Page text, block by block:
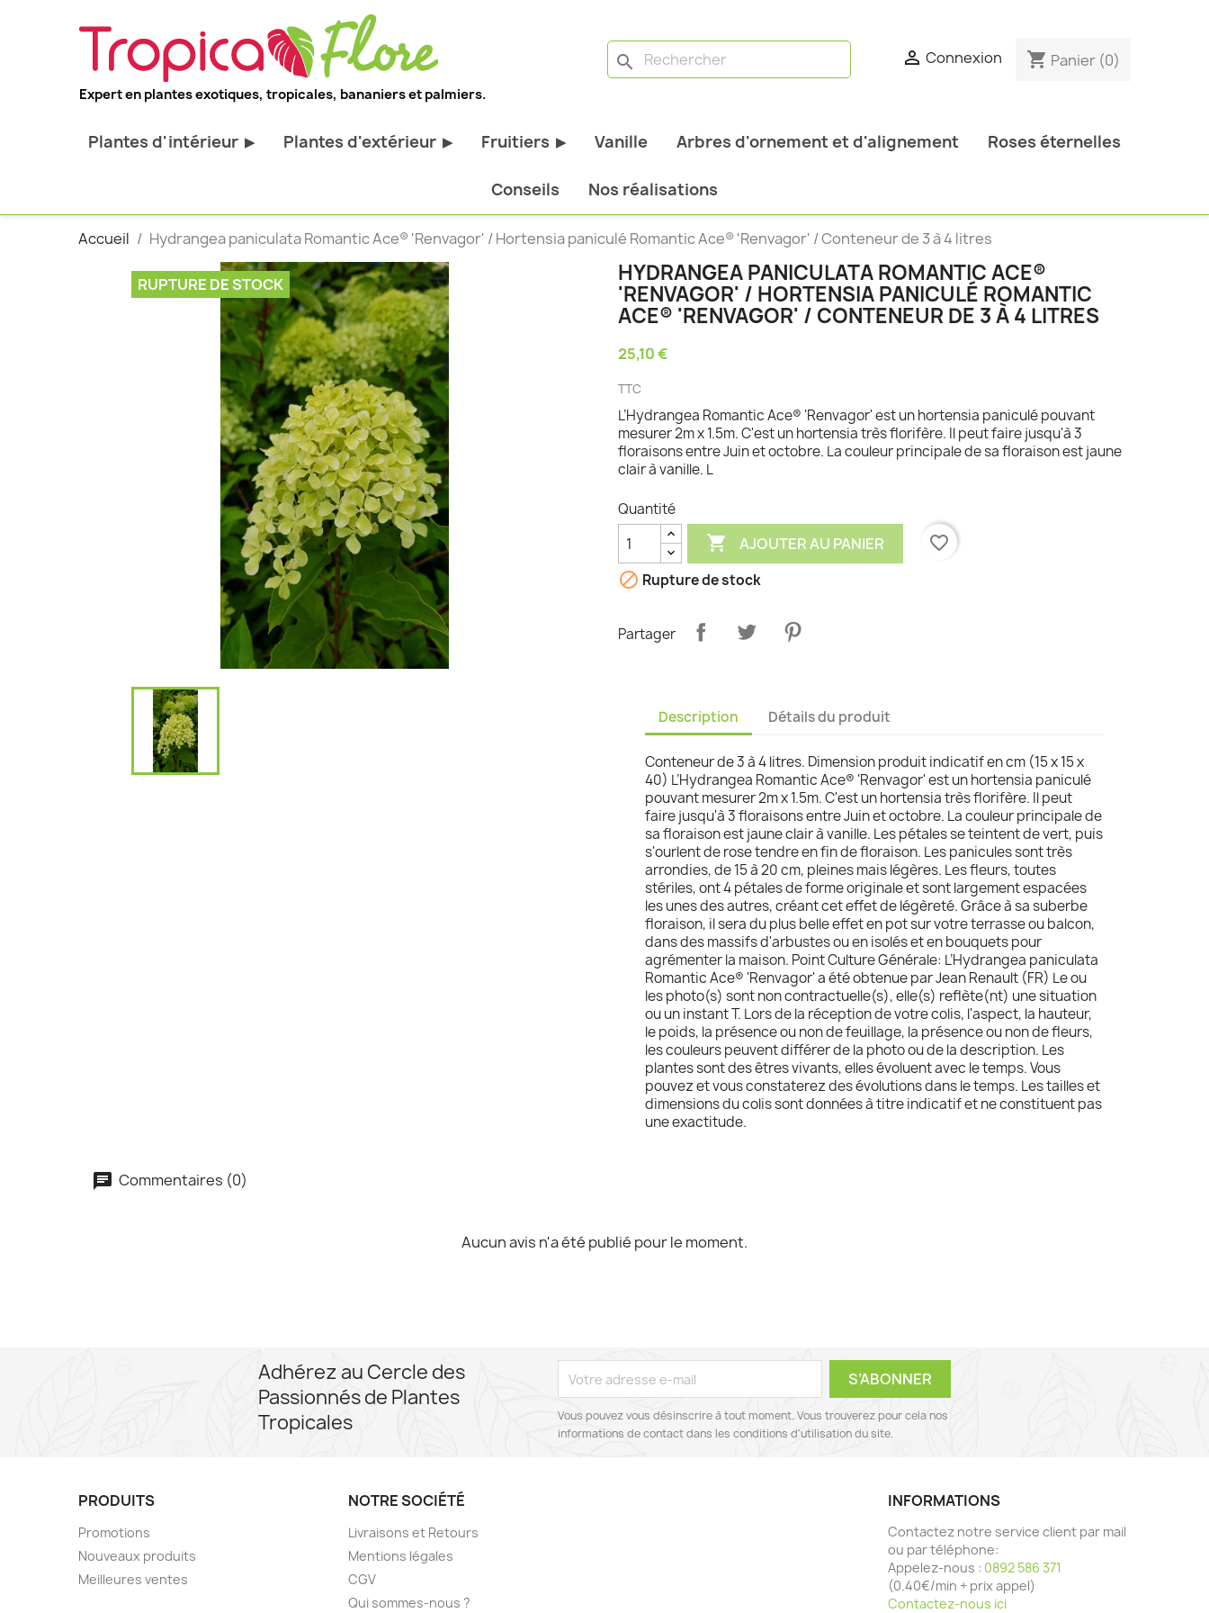
Expert en plantes exotiques, tropicales, bananiers et palmiers.
search  Connexion shopping_cart Panier (0)
Plantes d'intérieur ▶
Plantes pour bureau
Palmier d'intérieur
Cactus & Succulentes
Sujets d'exception
Plantes d'extérieur ▶
Toutes les plantes d'extérieur
Bananiers rustiques
Palmiers rustiques
Orchidées rustiques
Plantes et arbustes à feuillage
décoratif
Plantes grimpantes
Fourgères
Bambous et graminées
Fruitiers ▶
Tous les fruitiers
Arbres et arbustes fruitiers
Agrumes
Fruitiers Colonnaires
Vanille Arbres d'ornement et d'alignement Roses éternelles
Conseils Nos réalisations
Accueil Hydrangea paniculata Romantic Ace® 'Renvagor' / Hortensia paniculé Romantic Ace® 'Renvagor' / Conteneur de 3 à 4 litres
RUPTURE DE STOCK
HYDRANGEA PANICULATA ROMANTIC ACE®
'RENVAGOR' / HORTENSIA PANICULÉ ROMANTIC
ACE® 'RENVAGOR' / CONTENEUR DE 3 À 4 LITRES
25,10 €
TTC
L’Hydrangea Romantic Ace® 'Renvagor' est un hortensia paniculé pouvant
mesurer 2m x 1.5m. C'est un hortensia très florifère. Il peut faire jusqu'à 3
floraisons entre Juin et octobre. La couleur principale de sa floraison est jaune
clair à vanille. L
Quantité
 AJOUTER AU PANIER
favorite_border
 Rupture de stock
Partager
Description Détails du produit
Conteneur de 3 à 4 litres. Dimension produit indicatif en cm (15 x 15 x
40) L’Hydrangea Romantic Ace® 'Renvagor' est un hortensia paniculé
pouvant mesurer 2m x 1.5m. C'est un hortensia très florifère. Il peut
faire jusqu'à 3 floraisons entre Juin et octobre. La couleur principale de
sa floraison est jaune clair à vanille. Les pétales se teintent de vert, puis
s'ourlent de rose tendre en fin de floraison. Les panicules sont très
arrondies, de 15 à 20 cm, pleines mais légères. Les fleurs, toutes
stériles, ont 4 pétales de forme originale et sont largement espacées
les unes des autres, créant cet effet de légèreté. Grâce à sa suberbe
floraison, il sera du plus belle effet en pot sur votre terrasse ou balcon,
dans des massifs d'arbustes ou en isolés et en bouquets pour
agrémenter la maison. Point Culture Générale: L’Hydrangea paniculata
Romantic Ace® 'Renvagor' a été obtenue par Jean Renault (FR) Le ou
les photo(s) sont non contractuelle(s), elle(s) reflète(nt) une situation
ou un instant T. Lors de la réception de votre colis, l'aspect, la hauteur,
le poids, la présence ou non de feuillage, la présence ou non de fleurs,
les couleurs peuvent différer de la photo ou de la description. Les
plantes sont des êtres vivants, elles évoluent avec le temps. Vous
pouvez et vous constaterez des évolutions dans le temps. Les tailles et
dimensions du colis sont données à titre indicatif et ne constituent pas
une exactitude.
Commentaires (0)
Aucun avis n'a été publié pour le moment.
Adhérez au Cercle des
Passionnés de Plantes
Tropicales
Vous pouvez vous désinscrire à tout moment. Vous trouverez pour cela nos
informations de contact dans les conditions d'utilisation du site.
PRODUITS
Promotions
Nouveaux produits
Meilleures ventes
NOTRE SOCIÉTÉ
Livraisons et Retours
Mentions légales
CGV
Qui sommes-nous ?
INFORMATIONS
Contactez notre service client par mail
ou par téléphone:
Appelez-nous : 0892 586 371
(0.40€/min + prix appel)
Contactez-nous ici